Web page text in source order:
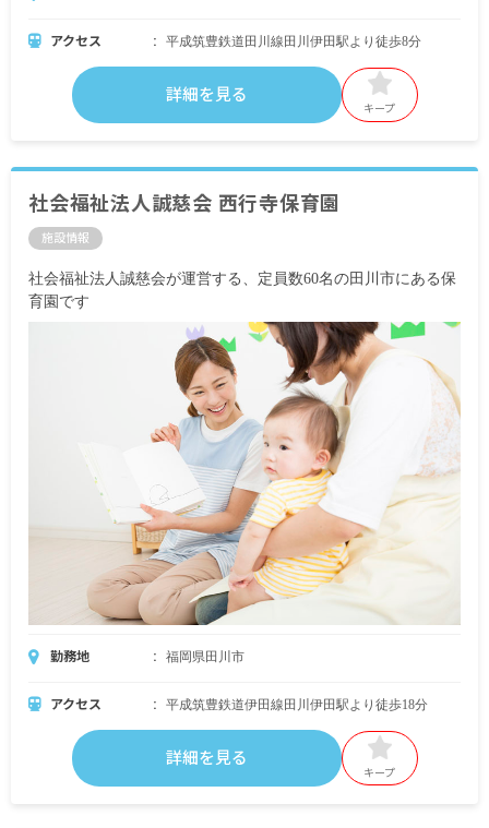
アクセス 平成筑豊鉄道田川線田川伊田駅より徒歩8分
詳細を見る
キープ
社会福祉法人誠慈会 西行寺保育園
施設情報
社会福祉法人誠慈会が運営する、定員数60名の田川市にある保
育園です
勤務地 福岡県田川市
アクセス 平成筑豊鉄道伊田線田川伊田駅より徒歩18分
詳細を見る
キープ